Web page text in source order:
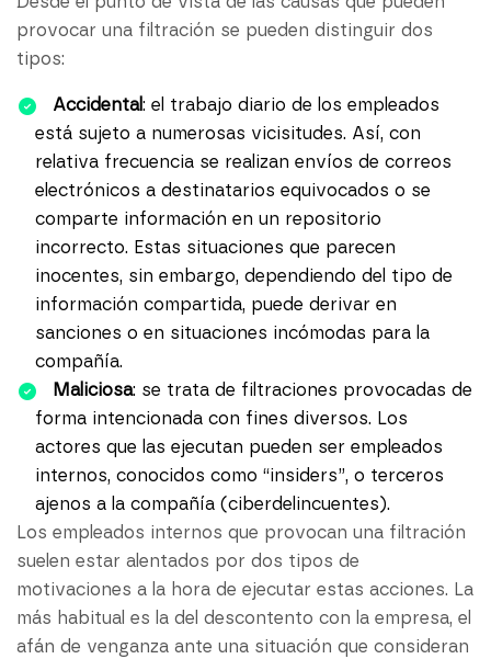
provocar una filtración se pueden distinguir dos
tipos:
Accidental: el trabajo diario de los empleados
está sujeto a numerosas vicisitudes. Así, con
relativa frecuencia se realizan envíos de correos
electrónicos a destinatarios equivocados o se
comparte información en un repositorio
incorrecto. Estas situaciones que parecen
inocentes, sin embargo, dependiendo del tipo de
información compartida, puede derivar en
sanciones o en situaciones incómodas para la
compañía.
Maliciosa: se trata de filtraciones provocadas de
forma intencionada con fines diversos. Los
actores que las ejecutan pueden ser empleados
internos, conocidos como “insiders”, o terceros
ajenos a la compañía (ciberdelincuentes).
Los empleados internos que provocan una filtración
suelen estar alentados por dos tipos de
motivaciones a la hora de ejecutar estas acciones. La
más habitual es la del descontento con la empresa, el
afán de venganza ante una situación que consideran